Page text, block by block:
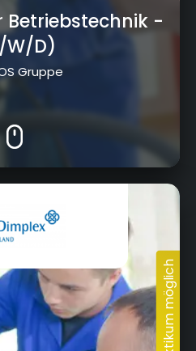
Betriebstechnik-
W/D)
Gruppe